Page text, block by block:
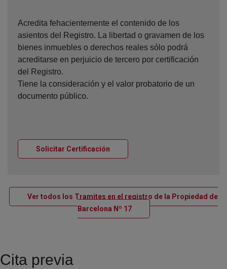
Acredita fehacientemente el contenido de los
asientos del Registro. La libertad o gravamen de los
bienes inmuebles o derechos reales sólo podrá
acreditarse en perjuicio de tercero por certificación
del Registro.
Tiene la consideración y el valor probatorio de un
documento público.
Solicitar Certificación
Ver todos los Tramites en el registro de la Propiedad de
Barcelona Nº 17Ventana nueva
Cita previa